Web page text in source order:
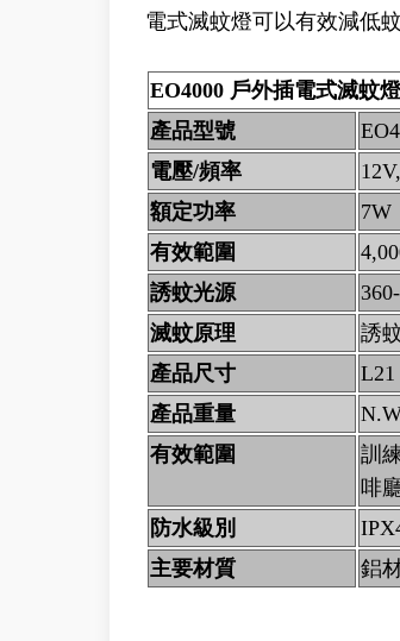
電式滅蚊燈可以有效減低
EO4000 戶外插電式滅蚊
產品型號
電壓/頻率
額定功率
7W
有效範圍
誘蚊光源
滅蚊原理
誘
產品尺寸
L21
產品重量
有效範圍
訓
啡
防水級別
主要材質
鋁